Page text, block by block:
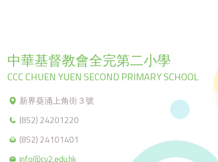
中華基督教會全完第二小學
CCC CHUEN YUEN SECOND PRIMARY SCHOOL
新界葵涌上角街３號
(852) 24201220
(852) 24101401
info@cy2.edu.hk